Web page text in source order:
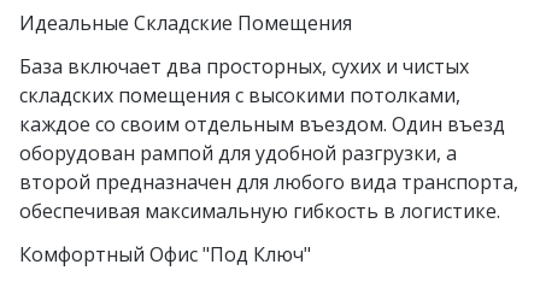
Идеальные Складские Помещения
База включает два просторных, сухих и чистых
складских помещения с высокими потолками,
каждое со своим отдельным въездом. Один въезд
оборудован рампой для удобной разгрузки, а
второй предназначен для любого вида транспорта,
обеспечивая максимальную гибкость в логистике.
Комфортный Офис "Под Ключ"